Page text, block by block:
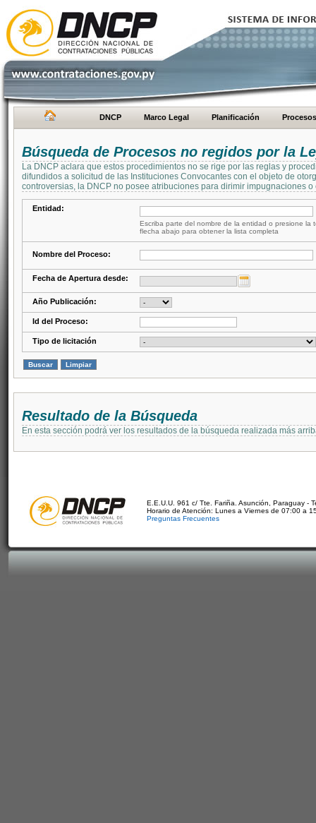
DNCP Marco Legal Planificación Procesos
Búsqueda de Procesos no regidos por la
La DNCP aclara que estos procedimientos no se rige por las reglas y
difundidos a solicitud de las Instituciones Convocantes con el objeto de
controversias, la DNCP no posee atribuciones para dirimir impugnaciones
Entidad:
Escriba parte del nombre de la entidad o presione la
flecha abajo para obtener la lista completa
Nombre del Proceso:
Fecha de Apertura desde:
Año Publicación:
Id del Proceso:
Tipo de licitación
Resultado de la Búsqueda
En esta sección podrá ver los resultados de la búsqueda realizada más
E.E.U.U. 961 c/ Tte. Fariña. Asunción, Paraguay -
Horario de Atención: Lunes a Viernes de 07:00 a
Preguntas Frecuentes